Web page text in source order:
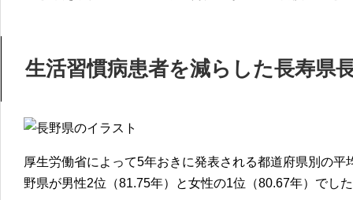
生活習慣病患者を減らした長寿県
厚生労働省によって5年おきに発表される都道府県別の
野県が男性2位（81.75年）と女性の1位（80.67年）でし